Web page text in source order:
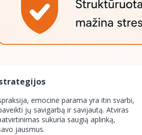
emocinė parama yra itin svarbi,
jų savigarbą ir savijautą. Atviras
sukuria saugią aplinką,
jausmus.